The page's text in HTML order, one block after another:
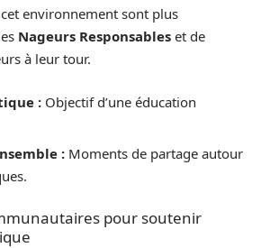
environnement sont plus
Nageurs Responsables et de
à leur tour.
: Objectif d’une éducation
: Moments de partage autour
pour soutenir